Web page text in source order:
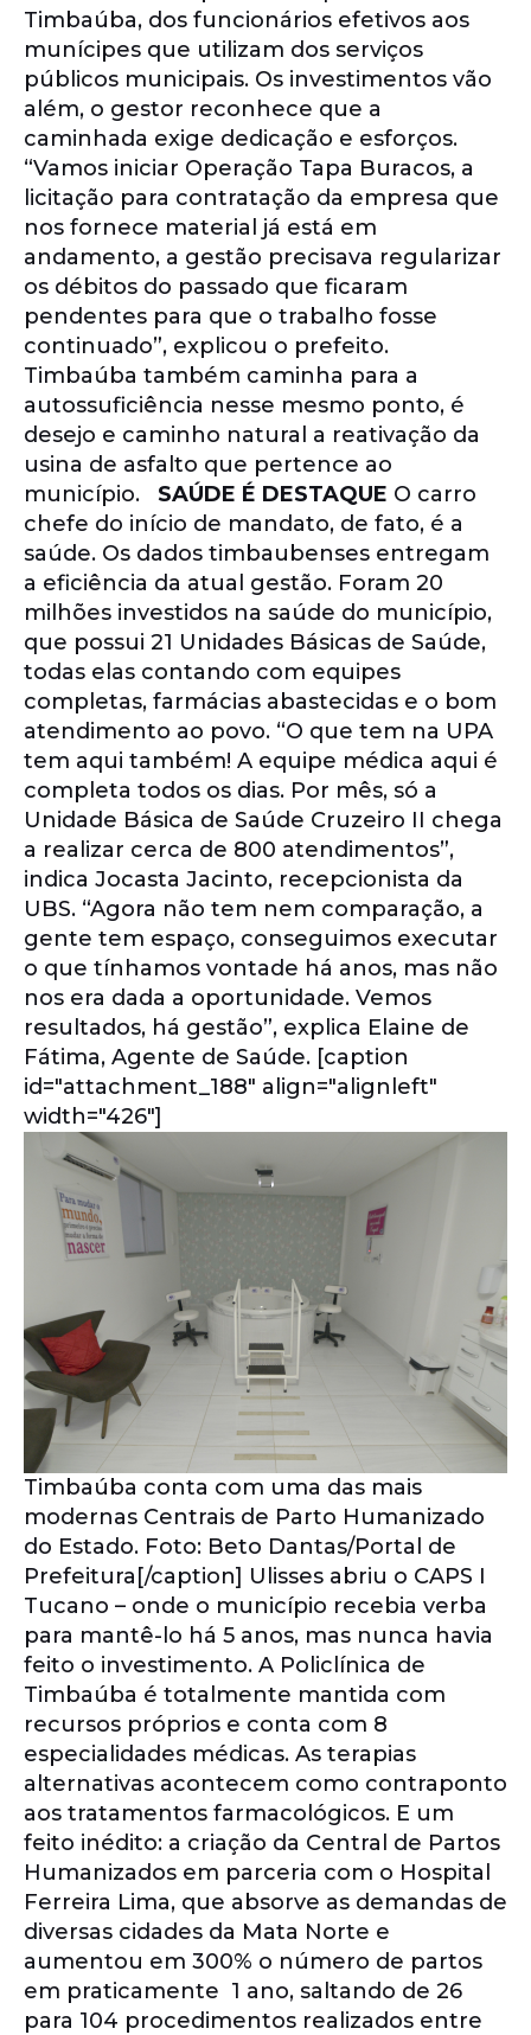
Timbaúba, dos funcionários efetivos aos
munícipes que utilizam dos serviços
públicos municipais. Os investimentos vão
além, o gestor reconhece que a
caminhada exige dedicação e esforços.
“Vamos iniciar Operação Tapa Buracos, a
licitação para contratação da empresa que
nos fornece material já está em
andamento, a gestão precisava regularizar
os débitos do passado que ficaram
pendentes para que o trabalho fosse
continuado”, explicou o prefeito.
Timbaúba também caminha para a
autossuficiência nesse mesmo ponto, é
desejo e caminho natural a reativação da
usina de asfalto que pertence ao
município. SAÚDE É DESTAQUE O carro
chefe do início de mandato, de fato, é a
saúde. Os dados timbaubenses entregam
a eficiência da atual gestão. Foram 20
milhões investidos na saúde do município,
que possui 21 Unidades Básicas de Saúde,
todas elas contando com equipes
completas, farmácias abastecidas e o bom
atendimento ao povo. “O que tem na UPA
tem aqui também! A equipe médica aqui é
completa todos os dias. Por mês, só a
Unidade Básica de Saúde Cruzeiro II chega
a realizar cerca de 800 atendimentos”,
indica Jocasta Jacinto, recepcionista da
UBS. “Agora não tem nem comparação, a
gente tem espaço, conseguimos executar
o que tínhamos vontade há anos, mas não
nos era dada a oportunidade. Vemos
resultados, há gestão”, explica Elaine de
Fátima, Agente de Saúde. [caption
id="attachment_188" align="alignleft"
width="426"]
Timbaúba conta com uma das mais
modernas Centrais de Parto Humanizado
do Estado. Foto: Beto Dantas/Portal de
Prefeitura[/caption] Ulisses abriu o CAPS I
Tucano – onde o município recebia verba
para mantê-lo há 5 anos, mas nunca havia
feito o investimento. A Policlínica de
Timbaúba é totalmente mantida com
recursos próprios e conta com 8
especialidades médicas. As terapias
alternativas acontecem como contraponto
aos tratamentos farmacológicos. E um
feito inédito: a criação da Central de Partos
Humanizados em parceria com o Hospital
Ferreira Lima, que absorve as demandas de
diversas cidades da Mata Norte e
aumentou em 300% o número de partos
em praticamente 1 ano, saltando de 26
para 104 procedimentos realizados entre